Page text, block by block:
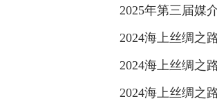
2025年第三届媒
2024海上丝绸之
2024海上丝绸之
2024海上丝绸之